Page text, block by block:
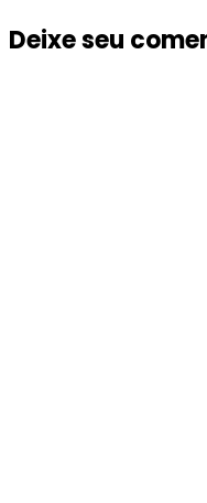
Deixe seu